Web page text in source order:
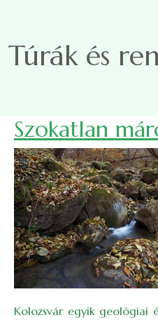
Túrák és
Szokatlan
Kolozsvár egyik geológiai